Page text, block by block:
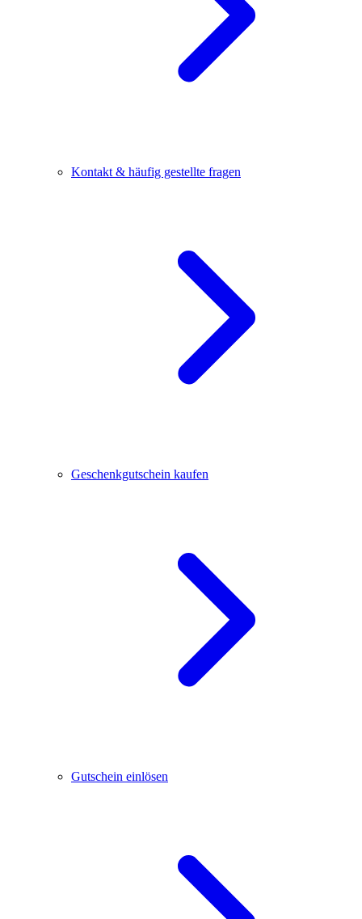
Kontakt & häufig gestellte fragen
Geschenkgutschein kaufen
Gutschein einlösen